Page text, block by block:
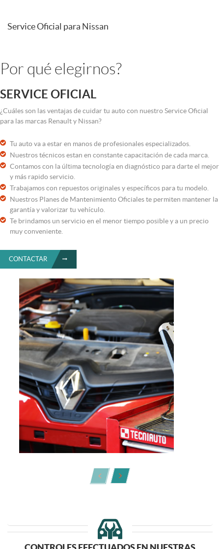
Service Oficial para Nissan
Por qué elegirnos?
SERVICE OFICIAL
¿Cuáles son las ventajas de cuidar tu auto con nuestro Service Oficial
para las marcas Renault y Nissan?
Tu auto va a estar en manos de profesionales especializados.
Nuestros técnicos estan en constante capacitación de cada marca.
Contamos con la última tecnología en diagnóstico para darte el mejor
y más rapido servicio.
Trabajamos con repuestos originales y específicos para tu modelo.
Nuestros Planes de Mantenimiento Oficiales te permiten mantener la
garantía y valorizar tu vehículo.
Te brindamos un servicio en el menor tiempo posible y a un precio
muy conveniente.
CONTACTAR